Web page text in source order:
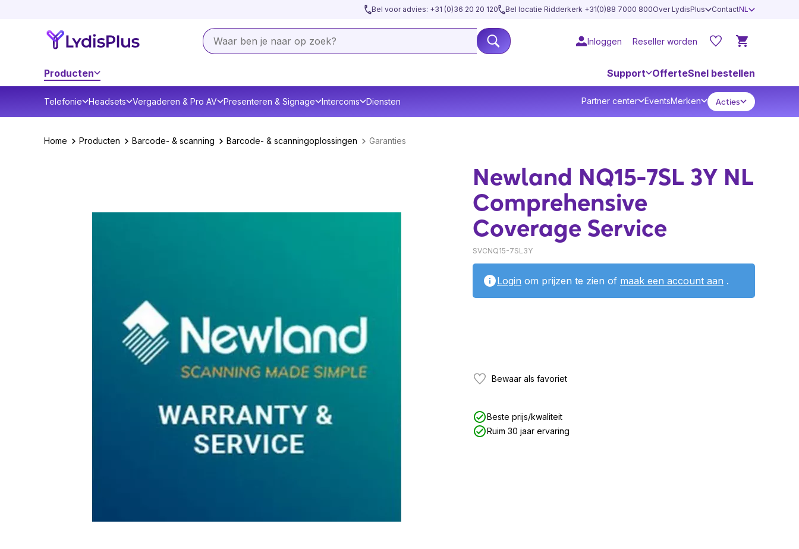
Bel voor advies: +31 (0)36 20 20 120 Bel locatie Ridderkerk +31(0)88 7000 800Over LydisPlus ContactNL
Inloggen Reseller worden
Producten Support OfferteSnel bestellen
Telefonie Headsets Vergaderen & Pro AV Presenteren & Signage Intercoms Diensten Partner center EventsMerken Acties
Home Producten Barcode- & scanning Barcode- & scanningoplossingen Garanties
Newland NQ15-7SL 3Y NL
Comprehensive
Coverage Service
SVCNQ15-7SL3Y
Login om prijzen te zien of maak een account aan .
Bewaar als favoriet
Beste prijs/kwaliteit
Ruim 30 jaar ervaring